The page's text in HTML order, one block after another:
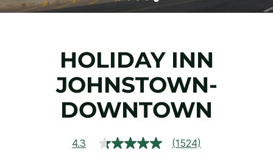
HOLIDAY INN
JOHNSTOWN-
DOWNTOWN
4.3
قراءة(1524)